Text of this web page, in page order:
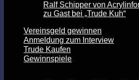
Ralf Schipper von
zu Gast bei „Trude Kuh“
Vereinsgeld gewinnen
Anmeldung zum Interview
Trude Kaufen
Gewinnspiele